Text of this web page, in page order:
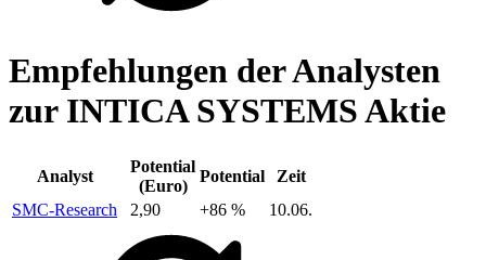
Empfehlungen der Analysten
zur INTICA SYSTEMS Aktie
Analyst
Potential
(Euro)
Potential
Zeit
SMC-Research
2,90 +86 % 10.06.